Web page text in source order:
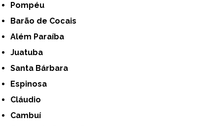
Pompéu
Barão de Cocais
Além Paraíba
Juatuba
Santa Bárbara
Espinosa
Cláudio
Cambuí